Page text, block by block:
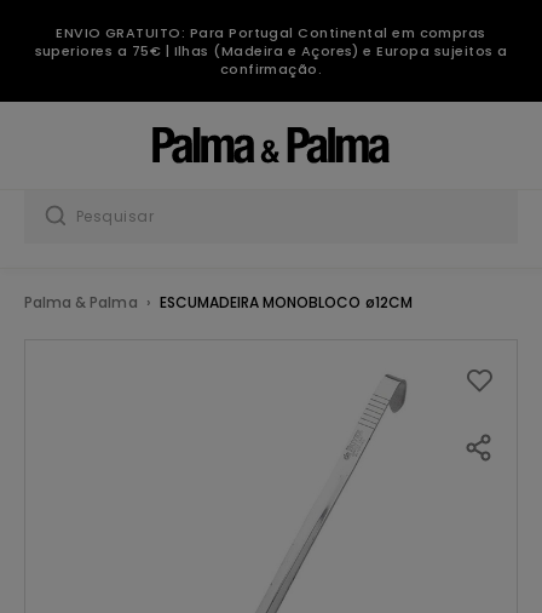
ENVIO GRATUITO: Para Portugal Continental em compras
superiores a 75€ | Ilhas (Madeira e Açores) e Europa sujeitos a
confirmação.
Palma & Palma ESCUMADEIRA MONOBLOCO ø12CM